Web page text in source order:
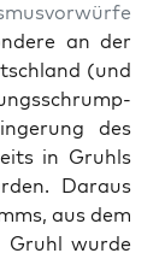
an der
(und
des
in Gruhls
Daraus
aus dem
Gruhl wurde